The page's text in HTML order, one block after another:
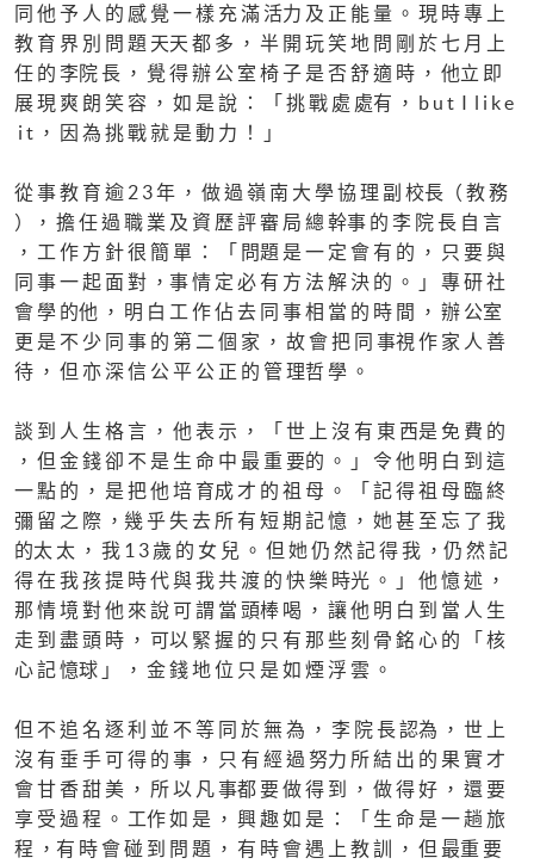
同 他 予 人 的 感 覺 一 樣 充 滿 活力 及 正 能 量 。 現 時 專 上
教 育 界 別 問 題 天天 都 多 ， 半 開 玩 笑 地 問 剛 於 七 月 上
任 的 李院 長 ， 覺 得 辦 公 室 椅 子 是 否 舒 適 時 ， 他立 即
展 現 爽 朗 笑 容 ， 如 是 說 ： 「 挑 戰 處 處有 ， b u t I l i k e
i t ， 因 為 挑 戰 就 是 動 力 ！ 」
從 事 教 育 逾 2 3 年 ， 做 過 嶺 南 大 學 協 理 副 校長（ 教 務
）， 擔 任 過 職 業 及 資 歷 評 審 局 總 幹事 的 李 院 長 自 言
， 工 作 方 針 很 簡 單 ： 「 問題 是 一 定 會 有 的 ， 只 要 與
同 事 一 起 面 對 ，事 情 定 必 有 方 法 解 決 的 。 」 專 研 社
會 學 的他 ， 明 白 工 作 佔 去 同 事 相 當 的 時 間 ， 辦 公室
更 是 不 少 同 事 的 第 二 個 家 ， 故 會 把 同 事視 作 家 人 善
待 ， 但 亦 深 信 公 平 公 正 的 管 理哲 學 。
談 到 人 生 格 言 ， 他 表 示 ， 「 世 上 沒 有 東 西是 免 費 的
， 但 金 錢 卻 不 是 生 命 中 最 重 要的 。 」 令 他 明 白 到 這
一 點 的 ， 是 把 他 培 育成 才 的 祖 母 。 「 記 得 祖 母 臨 終
彌 留 之 際 ，幾 乎 失 去 所 有 短 期 記 憶 ， 她 甚 至 忘 了 我
的太 太 ， 我 1 3 歲 的 女 兒 。 但 她 仍 然 記 得 我 ，仍 然 記
得 在 我 孩 提 時 代 與 我 共 渡 的 快 樂 時光 。 」 他 憶 述 ，
那 情 境 對 他 來 說 可 謂 當 頭棒 喝 ， 讓 他 明 白 到 當 人 生
走 到 盡 頭 時 ， 可以 緊 握 的 只 有 那 些 刻 骨 銘 心 的 「 核
心 記 憶球 」 ， 金 錢 地 位 只 是 如 煙 浮 雲 。
但 不 追 名 逐 利 並 不 等 同 於 無 為 ， 李 院 長 認為 ， 世 上
沒 有 垂 手 可 得 的 事 ， 只 有 經 過 努力 所 結 出 的 果 實 才
會 甘 香 甜 美 ， 所 以 凡 事都 要 做 得 到 ， 做 得 好 ， 還 要
享 受 過 程 。 工作 如 是 ， 興 趣 如 是 ： 「 生 命 是 一 趟 旅
程 ，有 時 會 碰 到 問 題 ， 有 時 會 遇 上 教 訓 ， 但 最重 要